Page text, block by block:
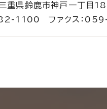
県鈴鹿市神戸一丁目
1100 ファクス：